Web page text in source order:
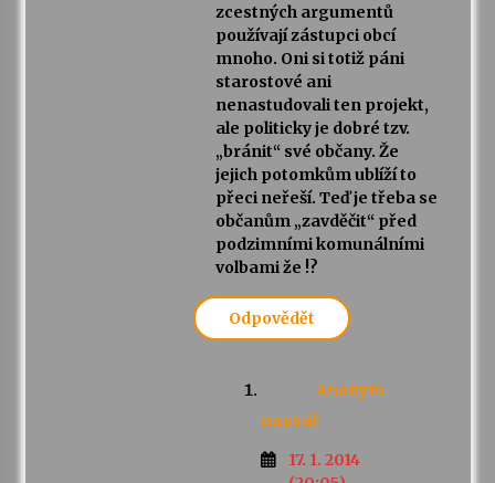
zcestných argumentů
používají zástupci obcí
mnoho. Oni si totiž páni
starostové ani
nenastudovali ten projekt,
ale politicky je dobré tzv.
„bránit“ své občany. Že
jejich potomkům ublíží to
přeci neřeší. Teď je třeba se
občanům „zavděčit“ před
podzimními komunálními
volbami že !?
Odpovědět
Anonym
napsal:
17. 1. 2014